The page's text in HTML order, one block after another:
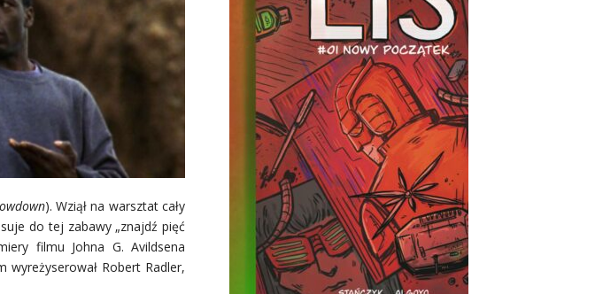
). Wziął na warsztat cały
do tej zabawy „znajdź pięć
filmu Johna G. Avildsena
wyreżyserował Robert Radler,